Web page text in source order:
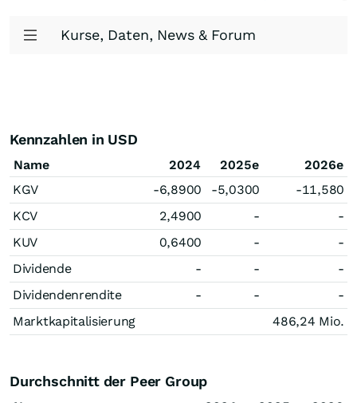
Kurse, Daten, News & Forum
Kennzahlen in USD
Name 2024 2025e
2026e
KGV
-6,8900 -5,0300
-11,580
KCV
2,4900 -
-
KUV
0,6400 -
-
Dividende
- -
-
Dividendenrendite
- -
-
Marktkapitalisierung
486,24 Mio.
Durchschnitt der Peer Group